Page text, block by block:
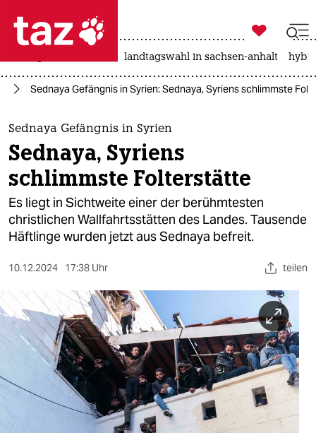
 taz zahl ich
taz zahl ich
themen
politik
öko
gesellschaft
sport
berlin
nord
wahrheit
verlag

taz zahl ich
landtagswahl in sachsen-anhalt
Sednaya Gefängnis in Syrien: Sednaya, Syriens schlimmste
Sednaya Gefängnis in Syrien
Sednaya, Syriens
schlimmste Folterstätte
Es liegt in Sichtweite einer der berühmtesten
christlichen Wallfahrtsstätten des Landes. Tausende
Häftlinge wurden jetzt aus Sednaya befreit.
10.12.2024 17:38 Uhr teilen